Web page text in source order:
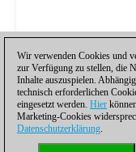
Wir verwenden Cookies und
zur Verfügung zu stellen, die
Inhalte auszuspielen.
technisch erforderlichen
eingesetzt werden. Hier
Marketing-Cookies
Datenschutzerklärung.